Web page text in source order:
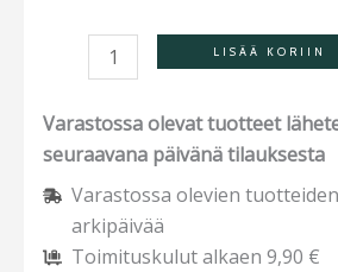
LISÄÄ KORIIN
Varastossa olevat tuotteet
seuraavana päivänä tilauksesta
Varastossa olevien
arkipäivää
Toimituskulut alkaen 9,90 €